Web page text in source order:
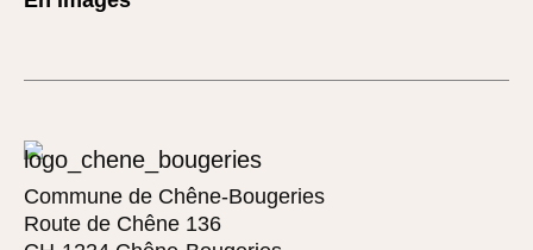
Commune de Chêne-Bougeries
Route de Chêne 136